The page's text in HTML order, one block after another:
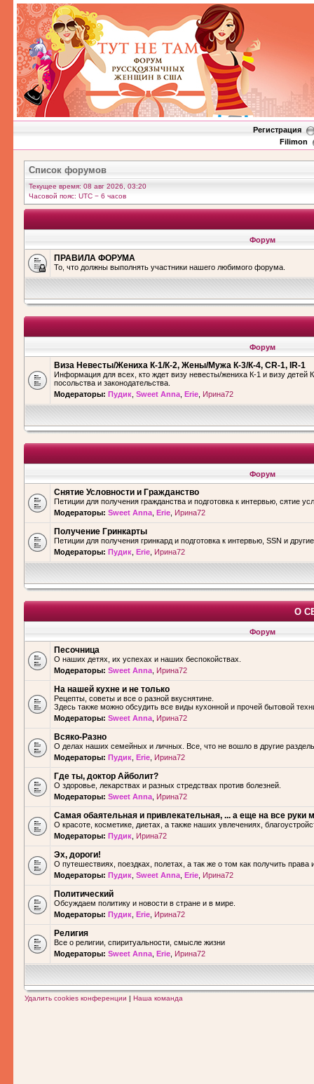
Регистрация
Filimon
Список форумов
Текущее время: 08 авг 2026, 03:20
Часовой пояс: UTC − 6 часов
Форум
ПРАВИЛА ФОРУМА
То, что должны выполнять участники нашего любимого форума.
Форум
Виза Невесты/Жениха К-1/К-2, Жены/Мужа К-3/К-4, CR-1, IR-1
Информация для всех, кто ждет визу невесты/жениха К-1 и визу
посольства и законодательства.
Модераторы: Пудик Sweet Anna Erie Ирина72
Форум
Снятие Условности и Гражданство
Петиции для получения гражданства и подготовка к интервью, сятие
Модераторы: Sweet Anna Erie Ирина72
Получение Гринкарты
Петиции для получения гринкард и подготовка к интервью, SSN и
Модераторы: Пудик Erie Ирина72
О
Форум
Песочница
О наших детях, их успехах и наших беспокойствах.
Модераторы: Sweet Anna Ирина72
На нашей кухне и не только
Рецепты, советы и все о разной вкуснятине.
Здесь также можно обсудить все виды кухонной и прочей бытовой
Модераторы: Sweet Anna Ирина72
Всяко-Разно
О делах наших семейных и личных. Все, что не вошло в другие
Модераторы: Пудик Erie Ирина72
Где ты, доктор Айболит?
О здоровье, лекарствах и разных стредствах против болезней.
Модераторы: Sweet Anna Ирина72
Самая обаятельная и привлекательная, ... а еще на все руки
О красоте, косметике, диетах, а также наших увлечениях,
Модераторы: Пудик Ирина72
Эх, дороги!
О путешествиях, поездках, полетах, а так же о том как получить права
Модераторы: Пудик Sweet Anna Erie Ирина72
Политический
Обсуждаем политику и новости в стране и в мире.
Модераторы: Пудик Erie Ирина72
Религия
Все о религии, спиритуальности, смысле жизни
Модераторы: Sweet Anna Erie Ирина72
Удалить cookies конференции | Наша команда